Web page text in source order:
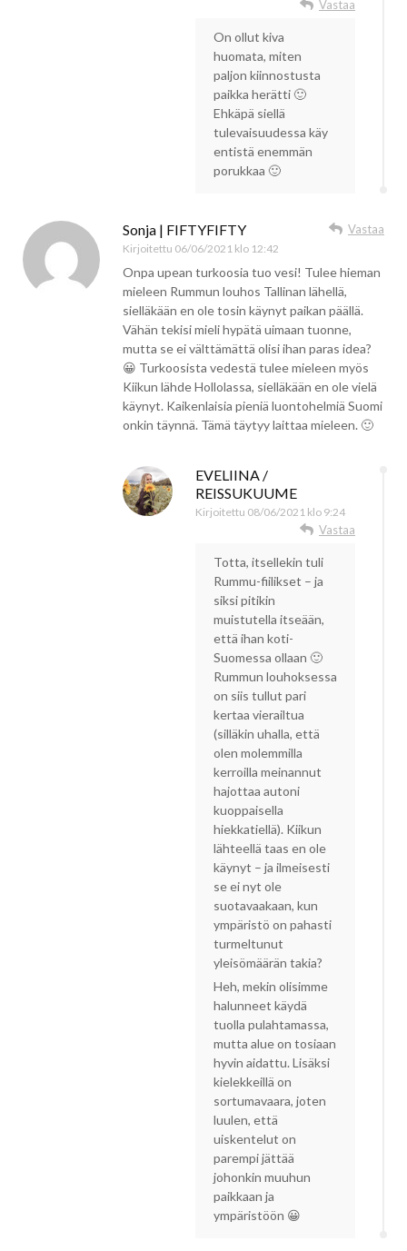
Vastaa
On ollut kiva
huomata, miten
paljon kiinnostusta
paikka herätti 🙂
Ehkäpä siellä
tulevaisuudessa käy
entistä enemmän
porukkaa 🙂
Sonja | FIFTYFIFTY
Kirjoitettu 06/06/2021 klo 12:42
Vastaa
Onpa upean turkoosia tuo vesi! Tulee hieman
mieleen Rummun louhos Tallinan lähellä,
sielläkään en ole tosin käynyt paikan päällä.
Vähän tekisi mieli hypätä uimaan tuonne,
mutta se ei välttämättä olisi ihan paras idea?
😀 Turkoosista vedestä tulee mieleen myös
Kiikun lähde Hollolassa, sielläkään en ole vielä
käynyt. Kaikenlaisia pieniä luontohelmiä Suomi
onkin täynnä. Tämä täytyy laittaa mieleen. 🙂
EVELIINA /
REISSUKUUME
Kirjoitettu 08/06/2021 klo 9:24
Vastaa
Totta, itsellekin tuli
Rummu-fiilikset – ja
siksi pitikin
muistutella itseään,
että ihan koti-
Suomessa ollaan 🙂
Rummun louhoksessa
on siis tullut pari
kertaa vierailtua
(silläkin uhalla, että
olen molemmilla
kerroilla meinannut
hajottaa autoni
kuoppaisella
hiekkatiellä). Kiikun
lähteellä taas en ole
käynyt – ja ilmeisesti
se ei nyt ole
suotavaakaan, kun
ympäristö on pahasti
turmeltunut
yleisömäärän takia?
Heh, mekin olisimme
halunneet käydä
tuolla pulahtamassa,
mutta alue on tosiaan
hyvin aidattu. Lisäksi
kielekkeillä on
sortumavaara, joten
luulen, että
uiskentelut on
parempi jättää
johonkin muuhun
paikkaan ja
ympäristöön 😀